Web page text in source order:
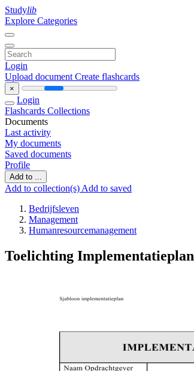
Studylib
Explore Categories
Login
Upload document Create flashcards
×
Login
Flashcards Collections
Documents
Last activity
My documents
Saved documents
Profile
Add to ...
Add to collection(s) Add to saved
Bedrijfsleven
Management
Humanresourcemanagement
Toelichting Implementatieplan